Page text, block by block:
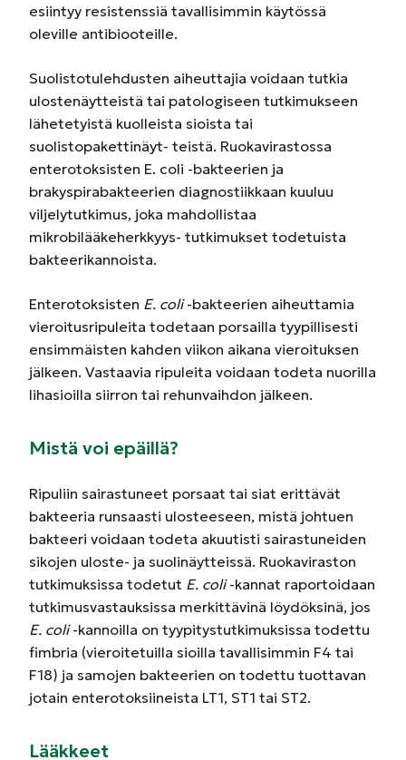
esiintyy resistenssiä tavallisimmin käytössä
oleville antibiooteille.
Suolistotulehdusten aiheuttajia voidaan tutkia
ulostenäytteistä tai patologiseen tutkimukseen
lähetetyistä kuolleista sioista tai
suolistopakettinäyt- teistä. Ruokavirastossa
enterotoksisten E. coli -bakteerien ja
brakyspirabakteerien diagnostiikkaan kuuluu
viljelytutkimus, joka mahdollistaa
mikrobilääkeherkkyys- tutkimukset todetuista
bakteerikannoista.
Enterotoksisten E. coli-bakteerien aiheuttamia
vieroitusripuleita todetaan porsailla tyypillisesti
ensimmäisten kahden viikon aikana vieroituksen
jälkeen. Vastaavia ripuleita voidaan todeta nuorilla
lihasioilla siirron tai rehunvaihdon jälkeen.
Mistä voi epäillä?
Ripuliin sairastuneet porsaat tai siat erittävät
bakteeria runsaasti ulosteeseen, mistä johtuen
bakteeri voidaan todeta akuutisti sairastuneiden
sikojen uloste- ja suolinäytteissä. Ruokaviraston
tutkimuksissa todetut E. coli-kannat raportoidaan
tutkimusvastauksissa merkittävinä löydöksinä, jos
E. coli-kannoilla on tyypitystutkimuksissa todettu
fimbria (vieroitetuilla sioilla tavallisimmin F4 tai
F18) ja samojen bakteerien on todettu tuottavan
jotain enterotoksiineista LT1, ST1 tai ST2.
Lääkkeet